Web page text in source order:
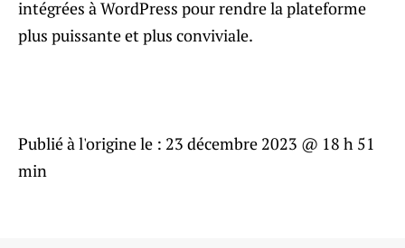
intégrées à WordPress pour rendre la plateforme
plus puissante et plus conviviale.
Publié à l'origine le : 23 décembre 2023 @ 18 h 51
min